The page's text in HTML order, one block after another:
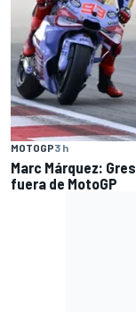
MOTOGP3 h
Marc Márquez:
fuera de MotoGP